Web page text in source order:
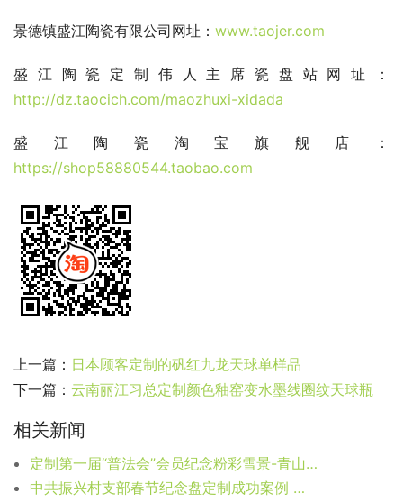
景德镇盛江陶瓷有限公司网址： www.taojer.com
盛江陶瓷定制伟人主席瓷盘站网址：
http://dz.taocich.com/maozhuxi-xidada
盛江陶瓷淘宝旗舰店：
https://shop58880544.taobao.com
上一篇： 日本顾客定制的矾红九龙天球单样品
下一篇： 云南丽江习总定制颜色釉窑变水墨线圈纹天球瓶
相关新闻
定制第一届“普法会”会员纪念粉彩雪景-青山绿水笔筒
中共振兴村支部春节纪念盘定制成功案例 景德镇盛江陶瓷